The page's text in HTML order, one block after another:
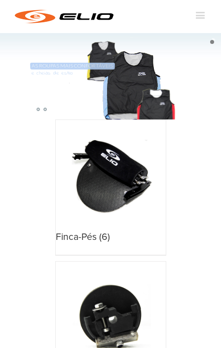
AS ROUPAS MAIS CONFORTÁVEIS
e cheias de estilo
Finca-Pés (6)